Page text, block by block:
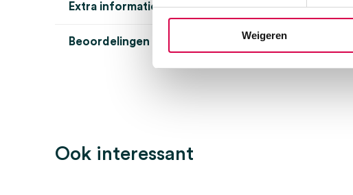
Weigeren
Extra informatie
Beoordelingen (0)
Ook interessant